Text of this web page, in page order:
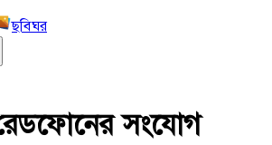
ছবিঘর
রেডফোনের সংযোগ